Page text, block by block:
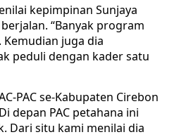
kepimpinan Sunjaya
“Banyak program
juga dia
peduli dengan kader satu
PAC se-Kabupaten Cirebon
depan PAC petahana ini
Dari situ kami menilai dia